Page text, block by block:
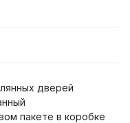
дверей
пакете в коробке